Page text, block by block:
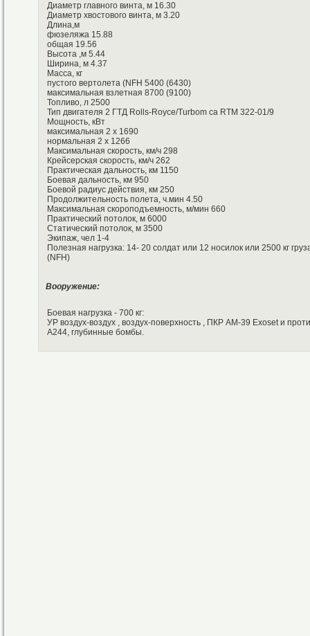
Диаметр главного винта, м 16.30
Диаметр хвостового винта, м 3.20
Длина,м
фюзеляжа 15.88
общая 19.56
Высота ,м 5.44
Ширина, м 4.37
Масса, кг
пустого вертолета (NFH 5400 (6430)
максимальная взлетная 8700 (9100)
Топливо, л 2500
Тип двигателя 2 ГТД Rolls-Royce/Turbom ca RTM 322-01/9
Мощность, кВт
максимальная 2 х 1690
нормальная 2 x 1266
Максимальная скорость, км/ч 298
Крейсерская скорость, км/ч 262
Практическая дальность, км 1150
Боевая дальность, км 950
Боевой радиус действия, км 250
Продолжительность полета, ч.мин 4.50
Максимальная скороподъемность, м/мин 660
Практический потолок, м 6000
Статический потолок, м 3500
Экипаж, чел 1-4
Полезная нагрузка: 14- 20 солдат или 12 носилок или 2500 кг
(NFH)
Вооружение:
Боевая нагрузка - 700 кг:
УР воздух-воздух , воздух-поверхность , ПКР АМ-39 Exoset и
А244, глубинные бомбы.